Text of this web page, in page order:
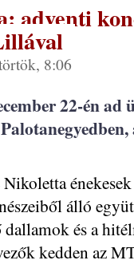
adventi
8:06
22-én
álló
és a
kedden az